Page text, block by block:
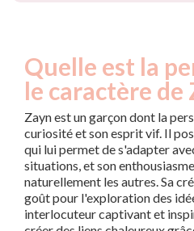
Quelle est la
le caractère de
Zayn est un garçon dont la
curiosité et son esprit vif. Il
qui lui permet de s'adapter
situations, et son
naturellement les autres. Sa
goût pour l'exploration des
interlocuteur captivant et